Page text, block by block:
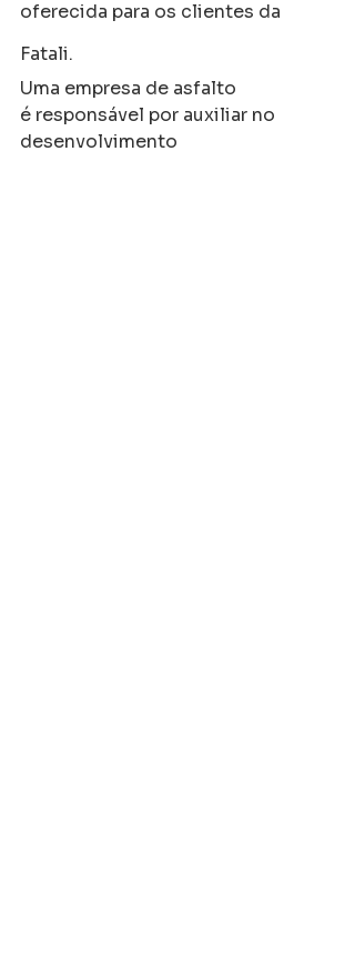
oferecida para os clientes da
Fatali.
Uma empresa de asfalto
é responsável por auxiliar no
desenvolvimento